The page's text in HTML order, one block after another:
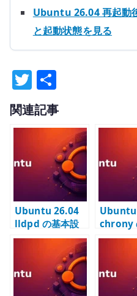
Ubuntu 26.04 再起動
と起動状態を見る
T
w
it
r
有
関連記事
Ubuntu 26.04
lldpd の基本設
定 – LLDP で接
続先スイッチと
ポートを確認す
る
chrony
定 –
同期を